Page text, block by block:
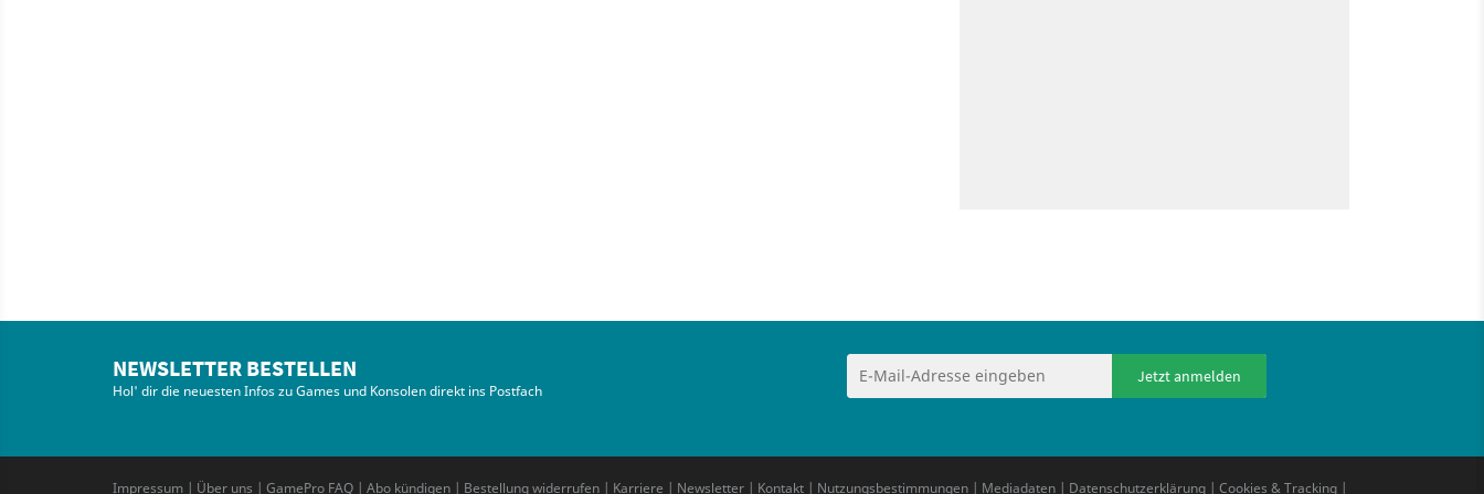
NEWSLETTER BESTELLEN
Hol' dir die neuesten Infos zu Games und Konsolen direkt ins Postfach
Jetzt anmelden
Impressum | Über uns | GamePro FAQ | Abo kündigen | Bestellung widerrufen | Karriere | Newsletter | Kontakt | Nutzungsbestimmungen | Mediadaten | Datenschutzerklärung | Cookies & Tracking |